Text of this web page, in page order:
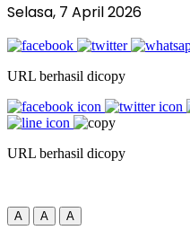
Selasa, 7 April 2026
URL berhasil dicopy
URL berhasil dicopy
A A A